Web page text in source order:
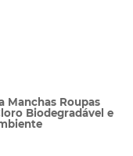
Manchas Roupas
Biodegradável e